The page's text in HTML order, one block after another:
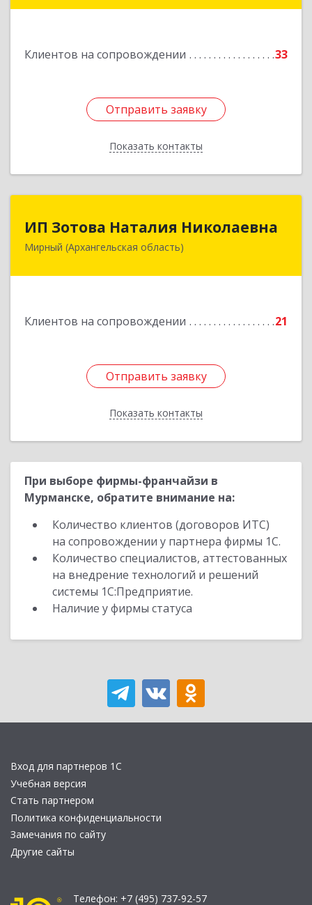
Клиентов на сопровождении 33
Отправить заявку
Показать контакты
Отправить заявку
Назад
ИП Зотова Наталия Николаевна
Мирный (Архангельская область)
Клиентов на сопровождении 21
Отправить заявку
Показать контакты
164170, г.Мирный, Архангельской обл.,
Отправить заявку
Назад
При выборе фирмы-франчайзи в
Мурманске, обратите внимание на:
Количество клиентов (договоров ИТС)
на сопровождении у партнера фирмы 1С.
Количество специалистов, аттестованных
на внедрение технологий и решений
системы 1С:Предприятие.
Наличие у фирмы статуса
Вход для партнеров 1С
Учебная версия
Стать партнером
Политика конфиденциальности
Замечания по сайту
Другие сайты
Телефон: +7 (495) 737-92-57